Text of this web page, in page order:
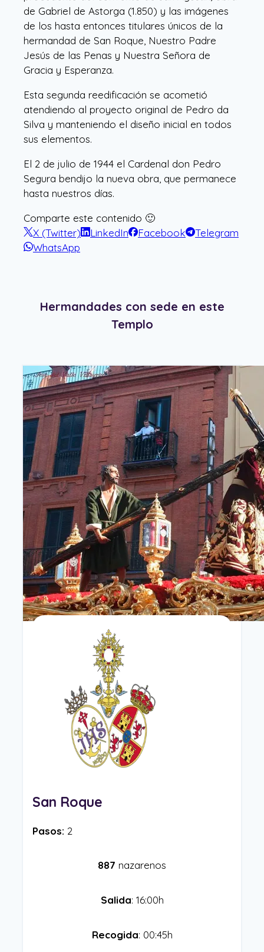
de Gabriel de Astorga (1.850) y las imágenes
de los hasta entonces titulares únicos de la
hermandad de San Roque, Nuestro Padre
Jesús de las Penas y Nuestra Señora de
Gracia y Esperanza.
Esta segunda reedificación se acometió
atendiendo al proyecto original de Pedro da
Silva y manteniendo el diseño inicial en todos
sus elementos.
El 2 de julio de 1944 el Cardenal don Pedro
Segura bendijo la nueva obra, que permanece
hasta nuestros días.
Comparte este contenido 🙂
X (Twitter)
LinkedIn Facebook
Telegram
WhatsApp
Hermandades con sede en este
Templo
San Roque
Pasos: 2
887 nazarenos
Salida: 16:00h
Recogida: 00:45h